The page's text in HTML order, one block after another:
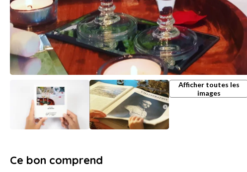
Afficher toutes les
images
Ce bon comprend